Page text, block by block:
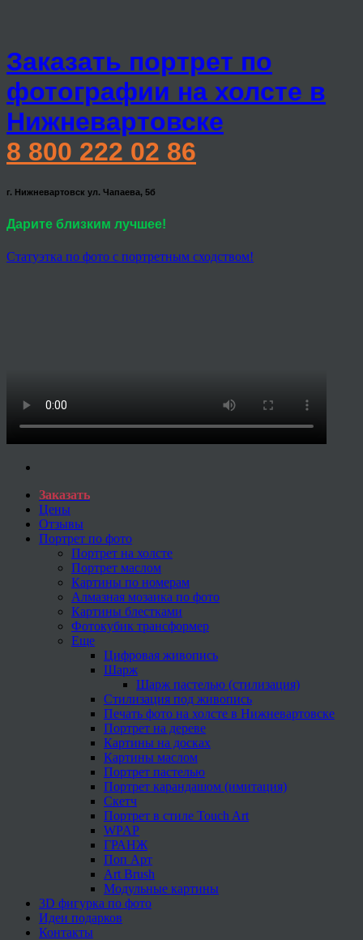
Заказать портрет по
фотографии на холсте в
Нижневартовске
8 800 222 02 86
г. Нижневартовск ул. Чапаева, 5б
Дарите близким лучшее!
Статуэтка по фото с портретным сходством!
Заказать
Цены
Отзывы
Портрет по фото
Портрет на холсте
Портрет маслом
Картины по номерам
Алмазная мозаика по фото
Картины блестками
Фотокубик трансформер
Еще
Цифровая живопись
Шарж
Шарж пастелью (стилизация)
Стилизация под живопись
Печать фото на холсте в Нижневартовске
Портрет на дереве
Картины на досках
Картины маслом
Портрет пастелью
Портрет карандашом (имитация)
Скетч
Портрет в стиле Touch Art
WPAP
ГРАНЖ
Поп Арт
Art Brush
Модульные картины
3D фигурка по фото
Идеи подарков
Контакты